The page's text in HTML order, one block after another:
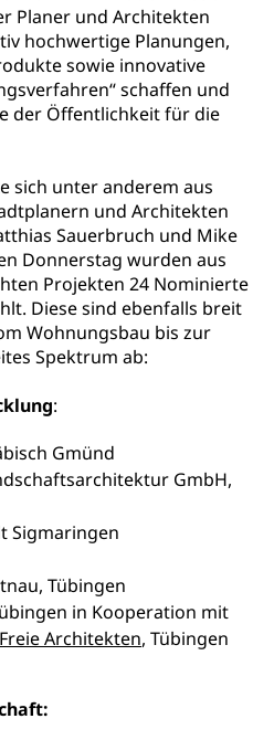
Planer und Architekten
hochwertige Planungen,
sowie innovative
schaffen und
der Öffentlichkeit für die
sich unter anderem aus
und Architekten
Sauerbruch und Mike
Donnerstag wurden aus
Projekten 24 Nominierte
Diese sind ebenfalls breit
Wohnungsbau bis zur
Spektrum ab:
:
Gmünd
GmbH,
Sigmaringen
Tübingen
in Kooperation mit
Architekten, Tübingen